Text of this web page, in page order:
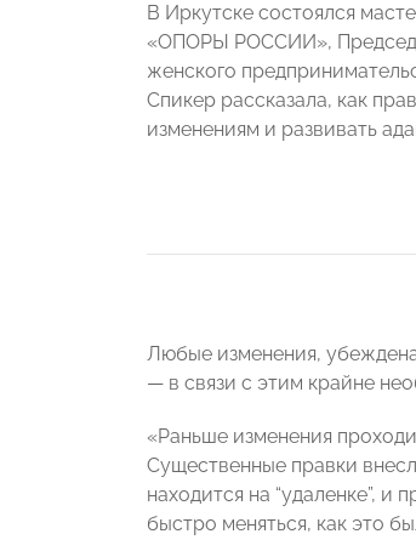
В Иркутске состоялся
«ОПОРЫ РОССИИ»,
женского
Спикер рассказала, как
изменениям и развивать
Любые изменения,
— в связи с этим крайне
«Раньше изменения
Существенные правки
находится на “удаленке”, и
быстро меняться, как это